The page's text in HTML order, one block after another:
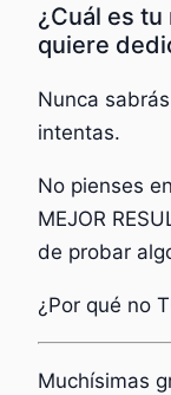
¿Cuál es
quiere
Nunca
intentas.
No pienses
MEJOR
de probar
¿Por qué no
Muchísimas